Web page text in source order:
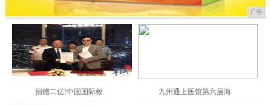
广告
捐赠二亿!中国国际救 九州通上医馆第六届海